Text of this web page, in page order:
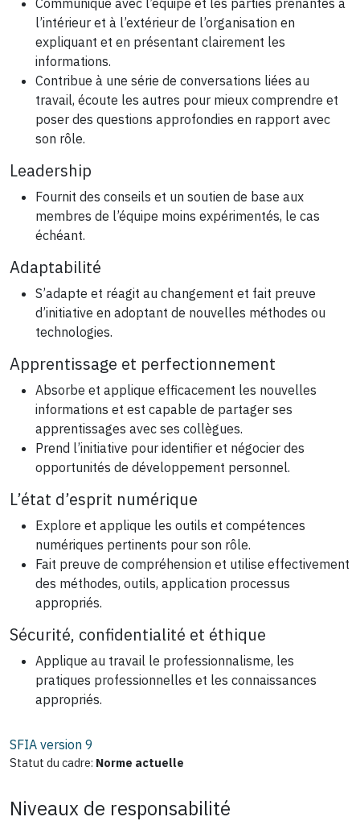
l’intérieur et à l’extérieur de l’organisation en
expliquant et en présentant clairement les
informations.
Contribue à une série de conversations liées au
travail, écoute les autres pour mieux comprendre et
poser des questions approfondies en rapport avec
son rôle.
Leadership
Fournit des conseils et un soutien de base aux
membres de l’équipe moins expérimentés, le cas
échéant.
Adaptabilité
S’adapte et réagit au changement et fait preuve
d’initiative en adoptant de nouvelles méthodes ou
technologies.
Apprentissage et perfectionnement
Absorbe et applique efficacement les nouvelles
informations et est capable de partager ses
apprentissages avec ses collègues.
Prend l’initiative pour identifier et négocier des
opportunités de développement personnel.
L’état d’esprit numérique
Explore et applique les outils et compétences
numériques pertinents pour son rôle.
Fait preuve de compréhension et utilise effectivement
des méthodes, outils, application processus
appropriés.
Sécurité, confidentialité et éthique
Applique au travail le professionnalisme, les
pratiques professionnelles et les connaissances
appropriés.
SFIA version 9
Statut du cadre: Norme actuelle
Niveaux de responsabilité